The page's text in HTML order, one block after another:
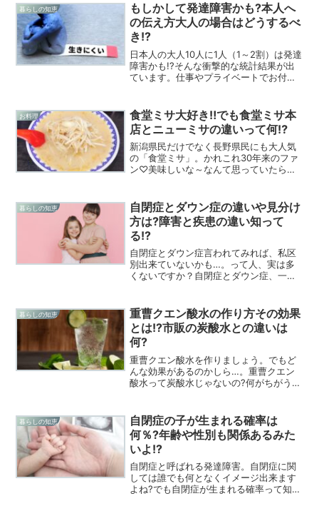
暮らしの知恵
もしかして発達障害かも?本人へ
の伝え方大人の場合はどうするべ
き!?
日本人の大人10人に1人（1～2割）は発達
障害かも!?そんな衝撃的な統計結果が出
ています。仕事やプライベートでお付き
今回は「大人の発達障害は本人に伝える
べきか」どうするのが良いのか調べてみ
ました。
お料理
食堂ミサ大好き‼でも食堂ミサ本
店とニューミサの違いって何⁉
新潟県民だけでなく長野県民にも大人気
の「食堂ミサ」。かれこれ30年来のファ
ン♡美味しいな～なんて思っていたらマ
っくり‼今回は「食堂ミサ」に迫ってみま
した。
暮らしの知恵
自閉症とダウン症の違いや見分け
方は?障害と疾患の違い知って
る!?
自閉症とダウン症言われてみれば、私区
別出来ていないかも…。って人、実は多
くないですか？自閉症とダウン症、一体
とダウン症の違いを調べてみました。自
閉症とダウン症の違いと...
暮らしの知恵
重曹クエン酸水の作り方その効果
とは!?市販の炭酸水との違いは
何?
重曹クエン酸水を作りましょう。でもど
んな効果があるのかしら…。重曹クエン
酸水って炭酸水じゃないの?何がちがう
て徹底的に調べてみました。
暮らしの知恵
自閉症の子が生まれる確率は
何％?年齢や性別も関係あるみた
いよ!?
自閉症と呼ばれる発達障害。自閉症に関
しては誰でも何となくイメージ出来ます
よね?でも自閉症が生まれる確率って知っ